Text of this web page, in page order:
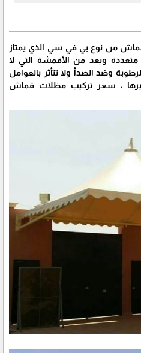
من نوع بي في سي الذي يمتاز
متعددة ويعد من الأقمشة التي لا
وضد الصدأ ولا تتأثر بالعوامل
، سعر تركيب مظلات قماش